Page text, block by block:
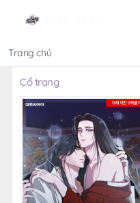
Trang chủ
Cổ trang